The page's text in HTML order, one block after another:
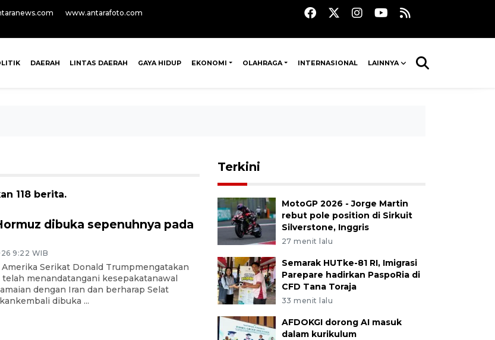
www.antarafoto.com
DAERAH LINTAS DAERAH GAYA HIDUP EKONOMI OLAHRAGA INTERNASIONAL LAINNYA
118 berita.
dibuka sepenuhnya pada
9:22 WIB
Serikat Donald Trumpmengatakan
menandatangani kesepakatanawal
dengan Iran dan berharap Selat
dibuka ...
Terkini
MotoGP 2026 - Jorge Martin
rebut pole position di Sirkuit
Silverstone, Inggris
27 menit lalu
Semarak HUTke-81 RI, Imigrasi
Parepare hadirkan PaspoRia di
CFD Tana Toraja
33 menit lalu
AFDOKGI dorong AI masuk
dalam kurikulum